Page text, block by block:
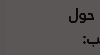
حول